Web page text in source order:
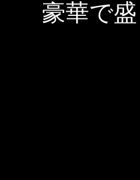
豪華で